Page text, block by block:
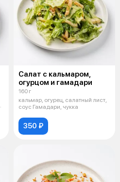
Салат с кальмаром,
огурцом и гамадари
160 г
кальмар, огурец, салатный лист,
соус Гамадари, чукка
350 ₽